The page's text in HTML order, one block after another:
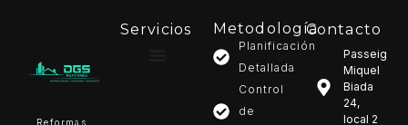
Reformas
Servicios Metodología
Planificación
Detallada
Control
de
Contacto
Passeig
Miquel
Biada
24,
local 2